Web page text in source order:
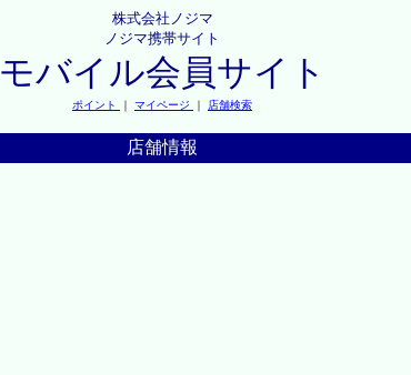
株式会社ノジマ
ノジマ携帯サイト
モバイル会員サイト
ポイント ｜ マイページ ｜ 店舗検索
店舗情報